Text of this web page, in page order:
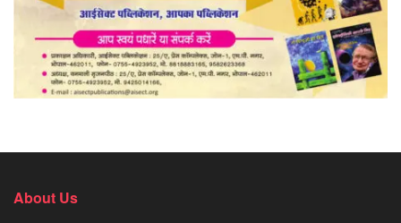
About Us